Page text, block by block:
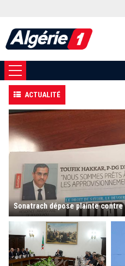
ACTUALITÉ
Sonatrach dépose plainte